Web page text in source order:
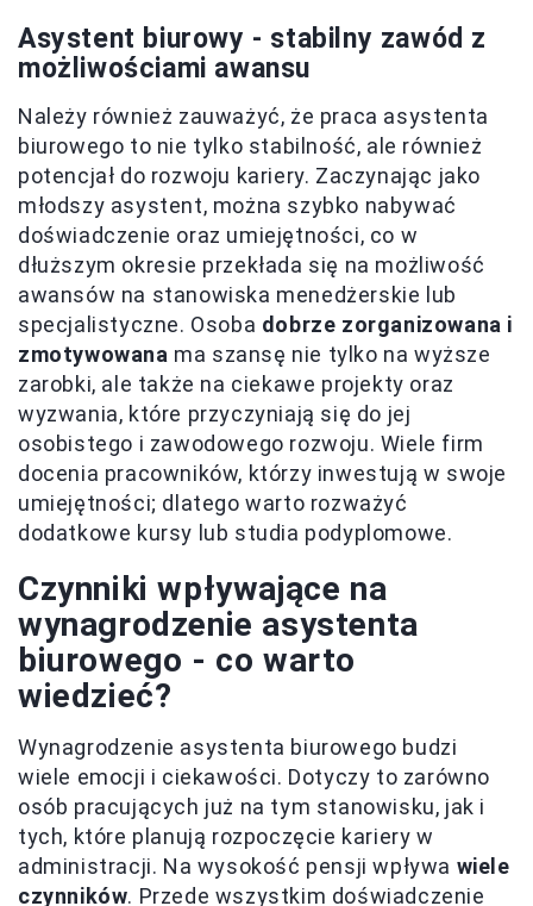
Asystent biurowy - stabilny zawód z
możliwościami awansu
Należy również zauważyć, że praca asystenta
biurowego to nie tylko stabilność, ale również
potencjał do rozwoju kariery. Zaczynając jako
młodszy asystent, można szybko nabywać
doświadczenie oraz umiejętności, co w
dłuższym okresie przekłada się na możliwość
awansów na stanowiska menedżerskie lub
specjalistyczne. Osoba dobrze zorganizowana i
zmotywowana ma szansę nie tylko na wyższe
zarobki, ale także na ciekawe projekty oraz
wyzwania, które przyczyniają się do jej
osobistego i zawodowego rozwoju. Wiele firm
docenia pracowników, którzy inwestują w swoje
umiejętności; dlatego warto rozważyć
dodatkowe kursy lub studia podyplomowe.
Czynniki wpływające na
wynagrodzenie asystenta
biurowego - co warto
wiedzieć?
Wynagrodzenie asystenta biurowego budzi
wiele emocji i ciekawości. Dotyczy to zarówno
osób pracujących już na tym stanowisku, jak i
tych, które planują rozpoczęcie kariery w
administracji. Na wysokość pensji wpływa wiele
czynników. Przede wszystkim doświadczenie